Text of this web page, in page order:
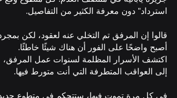
قالوا إن المرفق تم التخلي عنه لعقود، لكن
اكتشف الأسرار المظلمة لسنوات عمل المرفق،
في كل مرة تموت فيها، ستتحكم في متطوع جديد